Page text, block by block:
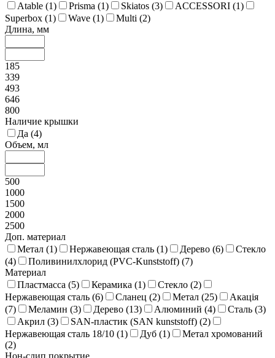
Atable (1) Prisma (1) Skiatos (3) ACCESSORI (1)
Superbox (1) Wave (1) Multi (2)
Длина, мм
185
339
493
646
800
Наличие крышки
Да (4)
Объем, мл
500
1000
1500
2000
2500
Доп. материал
Метал (1) Нержавеющая сталь (1) Дерево (6)
Стекло
(4) Поливинилхлорид (PVC-Kunststoff) (7)
Материал
Пластмасса (5) Керамика (1) Стекло (2)
Нержавеющая сталь (6) Сланец (2) Метал (25)
Акація
(7) Меламин (3) Дерево (13) Алюминий (4) Сталь (3)
Акрил (3) SAN-пластик (SAN kunststoff) (2)
Нержавеющая сталь 18/10 (1) Дуб (1)
Метал хромований
(2)